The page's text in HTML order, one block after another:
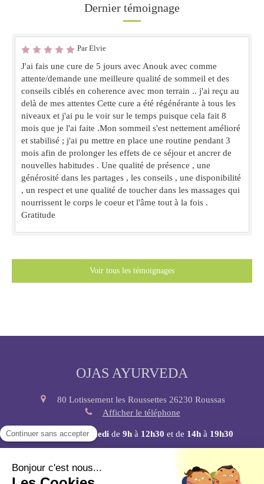
Dernier témoignage
Par Elvie
J'ai fais une cure de 5 jours avec Anouk avec comme
attente/demande une meilleure qualité de sommeil et des
conseils ciblés en coherence avec mon terrain .. j'ai reçu au
delà de mes attentes Cette cure a été régénérante à tous les
niveaux et j'ai pu le voir sur le temps puisque cela fait 8
mois que je l'ai faite .Mon sommeil s'est nettement amélioré
et stabilisé ; j'ai pu mettre en place une routine pendant 3
mois afin de prolonger les effets de ce séjour et ancrer de
nouvelles habitudes . Une qualité de présence , une
générosité dans les partages , les conseils , une disponibilité
, un respect et une qualité de toucher dans les massages qui
nourrissent le corps le coeur et l'âme tout à la fois .
Gratitude
Voir tous les témoignages
OJAS AYURVEDA
80 Lotissement les Roussettes 26230 Roussas
Afficher le téléphone
DuLundiauSamedide 9hà 12h30 et de 14hà 19h30